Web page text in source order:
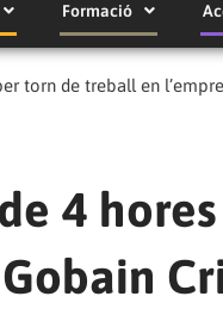
Formació
torn de treball en
4